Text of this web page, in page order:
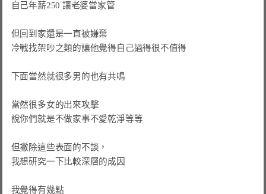
自己年薪250 讓老婆當家管
但回到家還是一直被嫌棄
冷戰找架吵之類的讓他覺得自己過得很不值得
下面當然就很多男的也有共鳴
當然很多女的出來攻擊
說你們就是不做家事不愛乾淨等等
但撇除這些表面的不談，
我想研究一下比較深層的成因
我覺得有幾點